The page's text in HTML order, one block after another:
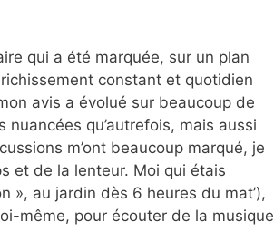
qui a été marquée, sur un plan
constant et quotidien
avis a évolué sur beaucoup de
qu’autrefois, mais aussi
m’ont beaucoup marqué, je
et de la lenteur. Moi qui étais
», au jardin dès 6 heures du mat’),
même, pour écouter de la musique